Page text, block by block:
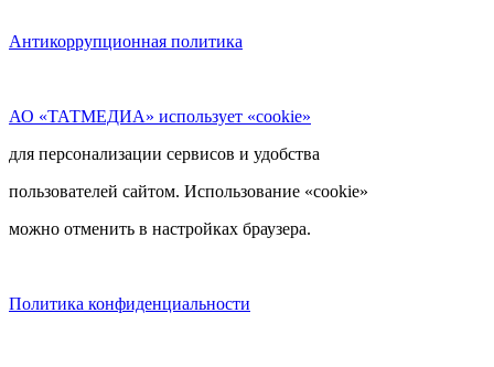
Антикоррупционная политика
АО «ТАТМЕДИА» использует «cookie»
для персонализации сервисов и удобства
пользователей сайтом. Использование «cookie»
можно отменить в настройках браузера.
Политика конфиденциальности